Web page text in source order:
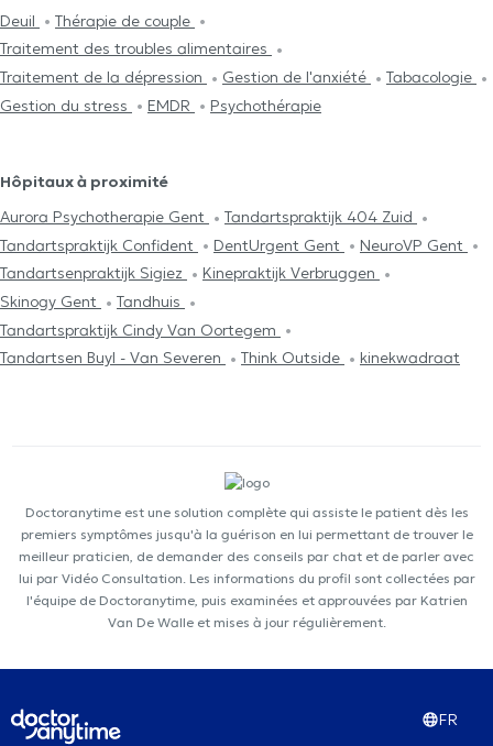
Deuil
Thérapie de couple
Traitement des troubles alimentaires
Traitement de la dépression
Gestion de l'anxiété
Tabacologie
Gestion du stress
EMDR Psychothérapie
Hôpitaux à proximité
Aurora Psychotherapie Gent
Tandartspraktijk 404 Zuid
Tandartspraktijk Confident
DentUrgent Gent
NeuroVP Gent
Tandartsenpraktijk Sigiez
Kinepraktijk Verbruggen
Skinogy Gent
Tandhuis
Tandartspraktijk Cindy Van Oortegem
Tandartsen Buyl - Van Severen
Think Outside kinekwadraat
Doctoranytime est une solution complète qui assiste le patient dès les
premiers symptômes jusqu'à la guérison en lui permettant de trouver le
meilleur praticien, de demander des conseils par chat et de parler avec
lui par Vidéo Consultation. Les informations du profil sont collectées par
l'équipe de Doctoranytime, puis examinées et approuvées par Katrien
Van De Walle et mises à jour régulièrement.
FR